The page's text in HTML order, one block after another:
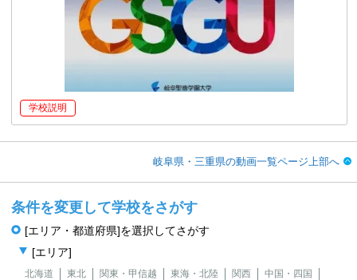
学校説明
岐阜県・三重県の動画一覧ページ上部へ
条件を変更して学校をさがす
[エリア・都道府県]を選択してさがす
[エリア]
北海道 東北 関東・甲信越 東海・北陸 関西
中国・四国